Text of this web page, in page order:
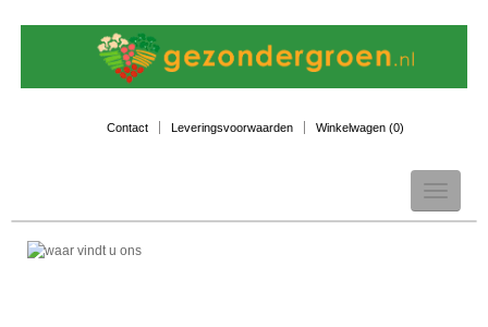
Contact Leveringsvoorwaarden Winkelwagen (0)
Toggle